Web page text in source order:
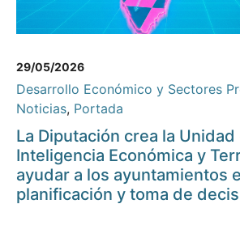
29/05/2026
Desarrollo Económico y Sectores
Noticias, Portada
La Diputación crea la Unidad
Inteligencia Económica y
ayudar a los ayuntamientos
planificación y toma de